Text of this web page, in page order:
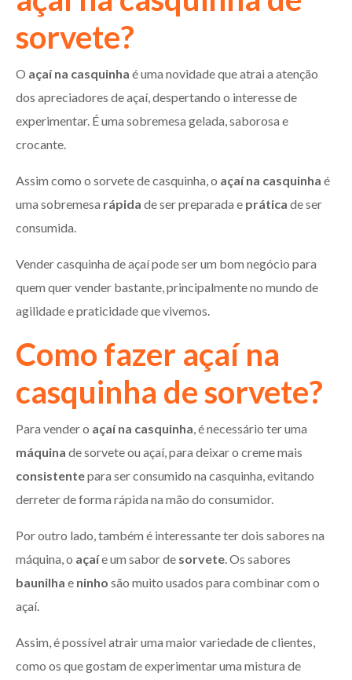
sorvete?
O açaí na casquinha é uma novidade que atrai a atenção
dos apreciadores de açaí, despertando o interesse de
experimentar. É uma sobremesa gelada, saborosa e
crocante.
Assim como o sorvete de casquinha, o açaí na casquinha é
uma sobremesa rápida de ser preparada e prática de ser
consumida.
Vender casquinha de açaí pode ser um bom negócio para
quem quer vender bastante, principalmente no mundo de
agilidade e praticidade que vivemos.
Como fazer açaí na
casquinha de sorvete?
Para vender o açaí na casquinha , é necessário ter uma
máquina de sorvete ou açaí, para deixar o creme mais
consistentepara ser consumido na casquinha, evitando
derreter de forma rápida na mão do consumidor.
Por outro lado, também é interessante ter dois sabores na
máquina, o açaíe um sabor de sorvete . Os sabores
baunilha e ninho são muito usados para combinar com o
açaí.
Assim, é possível atrair uma maior variedade de clientes,
como os que gostam de experimentar uma mistura de